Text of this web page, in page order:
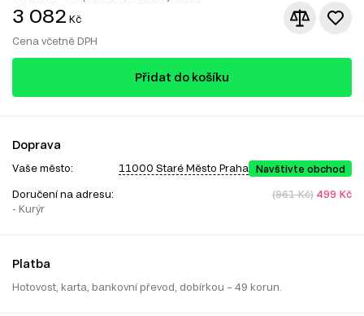
3 082 Kč
Cena včetně DPH
Přidat do košíku
Doprava
Vaše město: 11000 Staré Město Praha Navštivte obchod
Doručení na adresu:
- Kurýr
(961 Kč) 499 Kč
Platba
Hotovost, karta, bankovní převod, dobírkou – 49 korun.